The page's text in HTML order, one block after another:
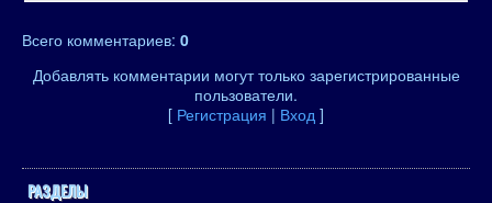
Всего комментариев: 0
Добавлять комментарии могут только зарегистрированные
пользователи.
[ Регистрация | Вход ]
РАЗДЕЛЫ